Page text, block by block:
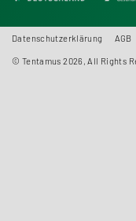
Datenschutzerklärung AGB
© Tentamus 2026, All Rights